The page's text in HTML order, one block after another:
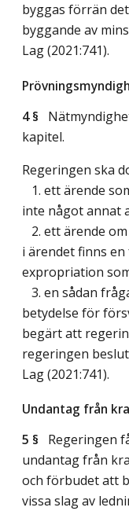
byggas förrän
byggande av
Lag (2021:741).
4 §
kapitel.
Regeringen ska
1. ett ärende
inte något annat
2. ett ärende
i ärendet finns
expropriation
3. en sådan
betydelse för
begärt att
regeringen
Lag (2021:741).
Undantag från
5 § Regeringen
undantag från
och förbudet att
vissa slag av